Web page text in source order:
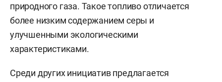
природного газа. Такое топливо отличается
более низким содержанием серы и
улучшенными экологическими
характеристиками.
Среди других инициатив предлагается